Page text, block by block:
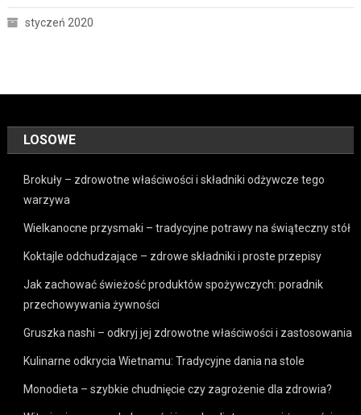
styczeń 2020
LOSOWE
Brokuły – zdrowotne właściwości i składniki odżywcze tego
warzywa
Wielkanocne przysmaki – tradycyjne potrawy na świąteczny stół
Koktajle odchudzające – zdrowe składniki i proste przepisy
Jak zachować świeżość produktów spożywczych: poradnik
przechowywania żywności
Gruszka nashi – odkryj jej zdrowotne właściwości i zastosowania
Kulinarne odkrycia Wietnamu: Tradycyjne dania na stole
Monodieta – szybkie chudnięcie czy zagrożenie dla zdrowia?